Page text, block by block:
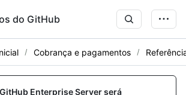
do GitHub
Cobrança e pagamentos
Enterprise Server será